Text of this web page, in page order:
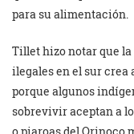
para su alimentación.
Tillet hizo notar que
ilegales en el sur
porque algunos
sobrevivir aceptan a